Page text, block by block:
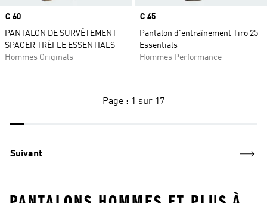
Prix
€ 60
PANTALON DE SURVÊTEMENT
SPACER TRÈFLE ESSENTIALS
Hommes Originals
Prix
€ 45
Pantalon d'entraînement Tiro 25
Essentials
Hommes Performance
Page : 1 sur 17
Suivant